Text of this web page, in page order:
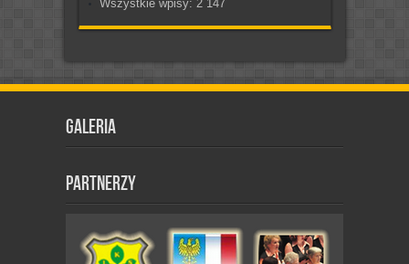
Wszystkie wpisy: 2 147
Galeria
Partnerzy